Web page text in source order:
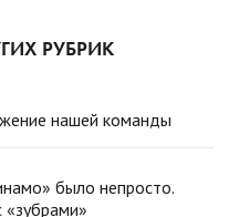
РУБРИК
нашей команды
было непросто.
«зубрами»